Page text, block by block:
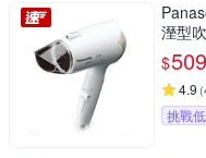
溼型
$509
4.9 (
挑戰